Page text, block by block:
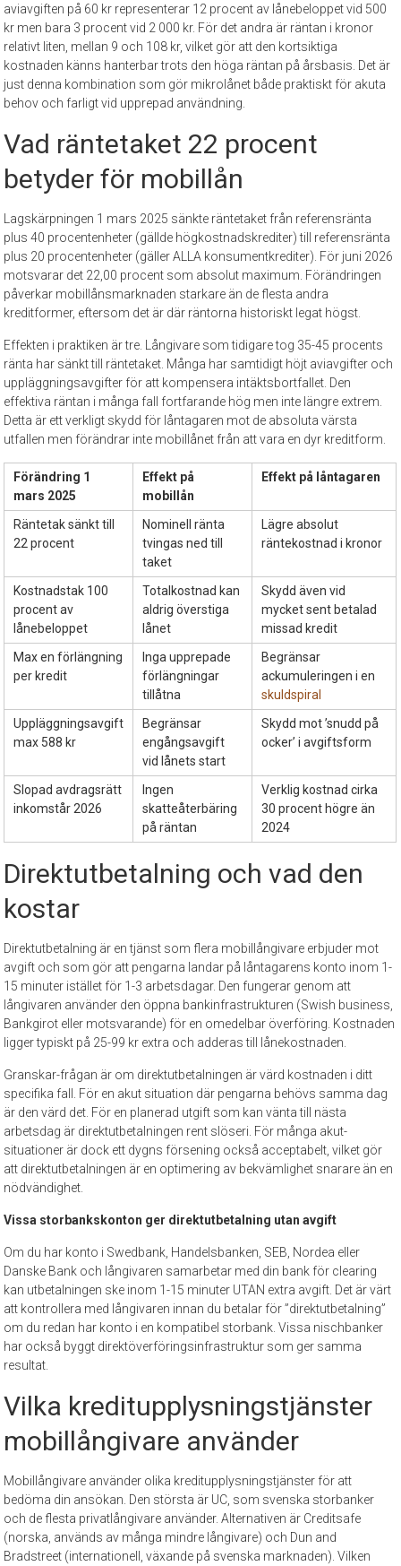
aviavgiften på 60 kr representerar 12 procent av lånebeloppet vid 500
kr men bara 3 procent vid 2 000 kr. För det andra är räntan i kronor
relativt liten, mellan 9 och 108 kr, vilket gör att den kortsiktiga
kostnaden känns hanterbar trots den höga räntan på årsbasis. Det är
just denna kombination som gör mikrolånet både praktiskt för akuta
behov och farligt vid upprepad användning.
Vad räntetaket 22 procent
betyder för mobillån
Lagskärpningen 1 mars 2025 sänkte räntetaket från referensränta
plus 40 procentenheter (gällde högkostnadskrediter) till referensränta
plus 20 procentenheter (gäller ALLA konsumentkrediter). För juni 2026
motsvarar det 22,00 procent som absolut maximum. Förändringen
påverkar mobillånsmarknaden starkare än de flesta andra
kreditformer, eftersom det är där räntorna historiskt legat högst.
Effekten i praktiken är tre. Långivare som tidigare tog 35-45 procents
ränta har sänkt till räntetaket. Många har samtidigt höjt aviavgifter och
uppläggningsavgifter för att kompensera intäktsbortfallet. Den
effektiva räntan i många fall fortfarande hög men inte längre extrem.
Detta är ett verkligt skydd för låntagaren mot de absoluta värsta
utfallen men förändrar inte mobillånet från att vara en dyr kreditform.
Förändring 1
mars 2025
Effekt på
mobillån
Effekt på låntagaren
Räntetak sänkt till
22 procent
Nominell ränta
tvingas ned till
taket
Lägre absolut
räntekostnad i kronor
Kostnadstak 100
procent av
lånebeloppet
Totalkostnad kan
aldrig överstiga
lånet
Skydd även vid
mycket sent betalad
missad kredit
Max en förlängning
per kredit
Inga upprepade
förlängningar
tillåtna
Begränsar
ackumuleringen i en
skuldspiral
Uppläggningsavgift
max 588 kr
Begränsar
engångsavgift
vid lånets start
Skydd mot ’snudd på
ocker’ i avgiftsform
Slopad avdragsrätt
inkomstår 2026
Ingen
skatteåterbäring
på räntan
Verklig kostnad cirka
30 procent högre än
2024
Direktutbetalning och vad den
kostar
Direktutbetalning är en tjänst som flera mobillångivare erbjuder mot
avgift och som gör att pengarna landar på låntagarens konto inom 1-
15 minuter istället för 1-3 arbetsdagar. Den fungerar genom att
långivaren använder den öppna bankinfrastrukturen (Swish business,
Bankgirot eller motsvarande) för en omedelbar överföring. Kostnaden
ligger typiskt på 25-99 kr extra och adderas till lånekostnaden.
Granskar-frågan är om direktutbetalningen är värd kostnaden i ditt
specifika fall. För en akut situation där pengarna behövs samma dag
är den värd det. För en planerad utgift som kan vänta till nästa
arbetsdag är direktutbetalningen rent slöseri. För många akut-
situationer är dock ett dygns försening också acceptabelt, vilket gör
att direktutbetalningen är en optimering av bekvämlighet snarare än en
nödvändighet.
Vissa storbankskonton ger direktutbetalning utan avgift
Om du har konto i Swedbank, Handelsbanken, SEB, Nordea eller
Danske Bank och långivaren samarbetar med din bank för clearing
kan utbetalningen ske inom 1-15 minuter UTAN extra avgift. Det är värt
att kontrollera med långivaren innan du betalar för ”direktutbetalning”
om du redan har konto i en kompatibel storbank. Vissa nischbanker
har också byggt direktöverföringsinfrastruktur som ger samma
resultat.
Vilka kreditupplysningstjänster
mobillångivare använder
Mobillångivare använder olika kreditupplysningstjänster för att
bedöma din ansökan. Den största är UC, som svenska storbanker
och de flesta privatlångivare använder. Alternativen är Creditsafe
(norska, används av många mindre långivare) och Dun and
Bradstreet (internationell, växande på svenska marknaden). Vilken